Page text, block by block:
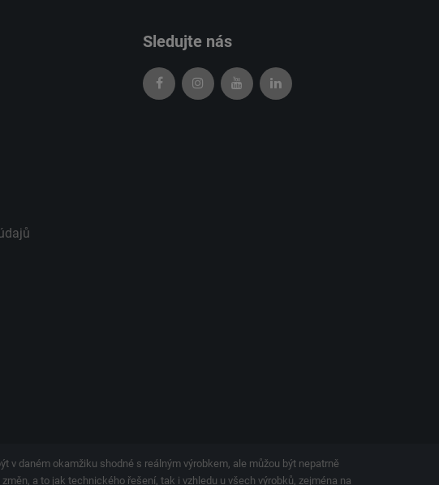
Sledujte nás
v daném okamžiku shodné s reálným výrobkem, ale můžou být nepatrně
a to jak technického řešení, tak i vzhledu u všech výrobků, zejména na